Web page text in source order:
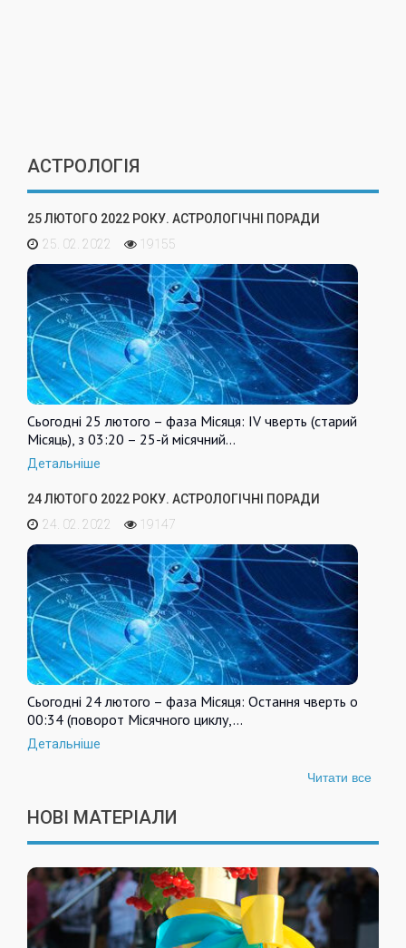
АСТРОЛОГІЯ
25 ЛЮТОГО 2022 РОКУ. АСТРОЛОГІЧНІ ПОРАДИ
25. 02. 2022
19155
Сьогодні 25 лютого – фаза Місяця: IV чверть (старий
Місяць), з 03:20 – 25-й місячний…
Детальніше
24 ЛЮТОГО 2022 РОКУ. АСТРОЛОГІЧНІ ПОРАДИ
24. 02. 2022
19147
Сьогодні 24 лютого – фаза Місяця: Остання чверть о
00:34 (поворот Місячного циклу,…
Детальніше
Читати все
НОВІ МАТЕРІАЛИ